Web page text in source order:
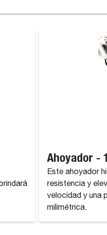
Ahoyador -
Este ahoyador
resistencia y
velocidad y una
milimétrica.